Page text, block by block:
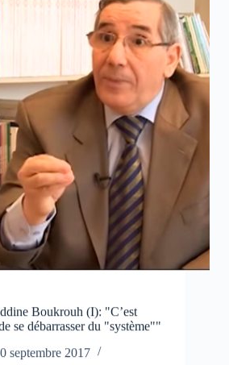
Boukrouh (I): "C’est
se débarrasser du "système""
septembre 2017